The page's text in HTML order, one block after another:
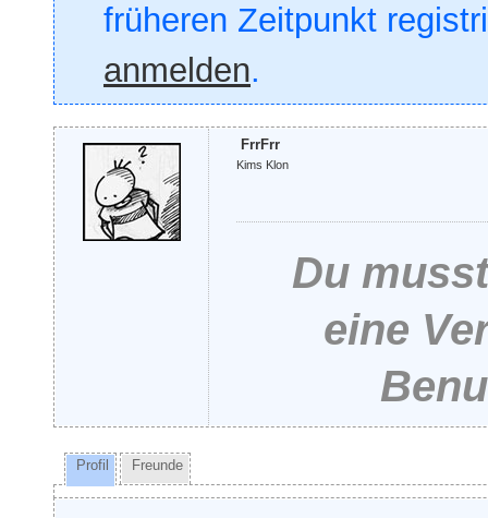
früheren Zeitpunkt
anmelden.
FrrFrr
Kims Klon
Du
eine
Profil Freunde